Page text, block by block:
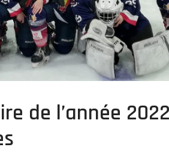
de l’année 2022